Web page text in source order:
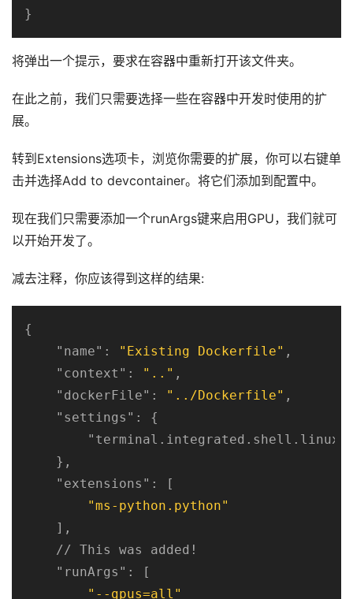
}
将弹出一个提示，要求在容器中重新打开该文件夹。
在此之前，我们只需要选择一些在容器中开发时使用的扩
展。
转到Extensions选项卡，浏览你需要的扩展，你可以右键单
击并选择Add to devcontainer。将它们添加到配置中。
现在我们只需要添加一个runArgs键来启用GPU，我们就可
以开始开发了。
减去注释，你应该得到这样的结果:
{
"name" : "Existing Dockerfile" ,
"context" : ".." ,
"dockerFile" : "../Dockerfile" ,
"settings" : {
"terminal.integrated.shell.linux"
    },
"extensions" : [
"ms-python.python"
    ],
    // This was added!
"runArgs" : [
"--gpus=all"